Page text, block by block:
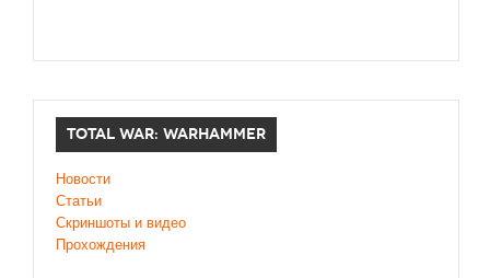
TOTAL WAR: WARHAMMER
Новости
Статьи
Скриншоты и видео
Прохождения